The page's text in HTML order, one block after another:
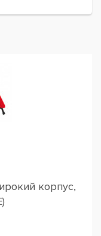
корпус,